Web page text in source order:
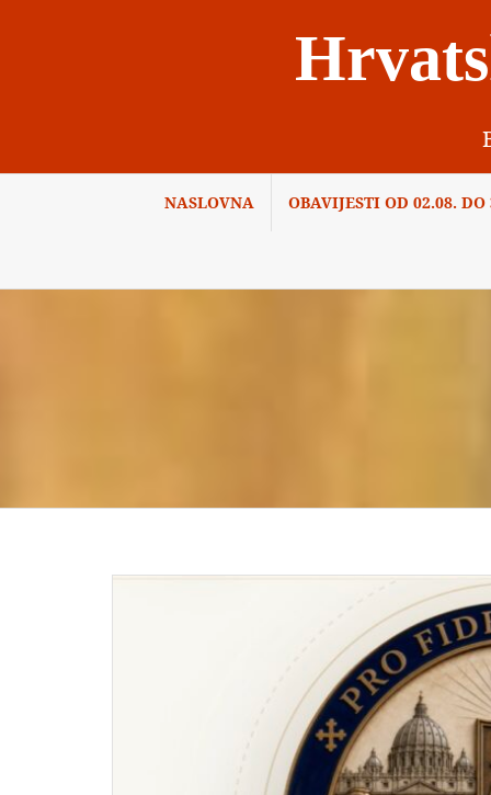
NASLOVNA OBAVIJESTI OD 02.08. DO